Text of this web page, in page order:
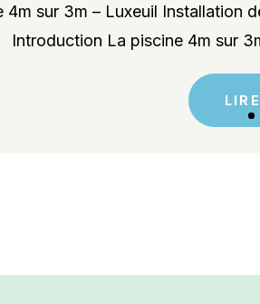
4m sur 3m – Luxeuil Installation
Introduction La piscine 4m sur